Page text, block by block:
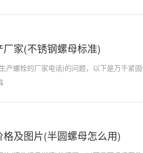
家(不锈钢螺母标准)
产螺栓的厂家电话)的问题，以下是万千紧
及图片(半圆螺母怎么用)